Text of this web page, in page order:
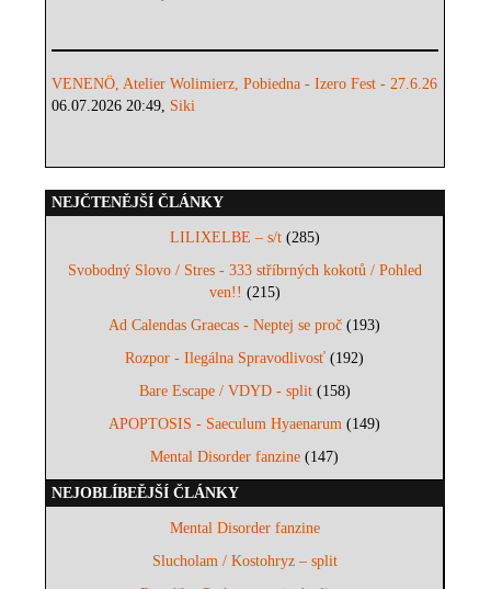
VENENÖ, Atelier Wolimierz, Pobiedna - Izero Fest - 27.6.26
06.07.2026 20:49, Siki
NEJČTENĚJŠÍ ČLÁNKY
LILIXELBE – s/t(285)
Svobodný Slovo / Stres - 333 stříbrných kokotů / Pohled
ven!! (215)
Ad Calendas Graecas - Neptej se proč (193)
Rozpor - Ilegálna Spravodlivosť (192)
Bare Escape / VDYD - split(158)
APOPTOSIS - Saeculum Hyaenarum (149)
Mental Disorder fanzine (147)
NEJOBLÍBEĚJŠÍ ČLÁNKY
Mental Disorder fanzine
Slucholam / Kostohryz – split